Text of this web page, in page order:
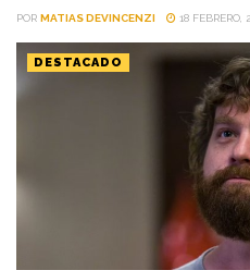
POR MATIAS DEVINCENZI 18 FEBRERO,
DESTACADO